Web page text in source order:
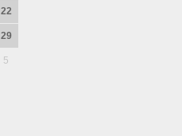
22
29
5